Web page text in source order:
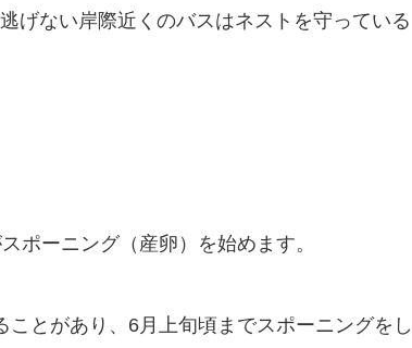
げない岸際近くのバスはネストを守っている
ポーニング（産卵）を始めます。
とがあり、6月上旬頃までスポーニングをし